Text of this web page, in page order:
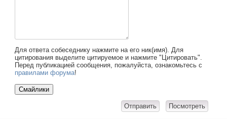
Для ответа собеседнику нажмите на его ник(имя). Для
цитирования выделите цитируемое и нажмите "Цитировать".
Перед публикацией сообщения, пожалуйста, ознакомьтесь с
правилами форума!